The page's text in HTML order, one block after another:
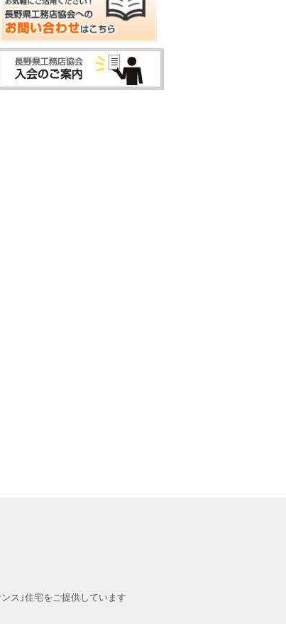
ス」住宅をご提供しています